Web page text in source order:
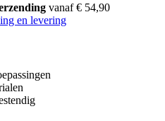
vanaf € 54,90
en levering